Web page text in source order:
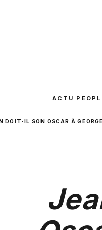
ACTU
DOIT-IL SON OSCAR À